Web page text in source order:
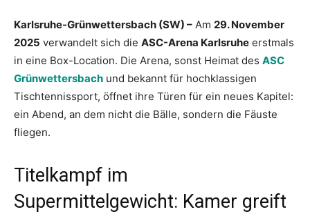
Karlsruhe-Grünwettersbach (SW) – Am 29. November
2025 verwandelt sich die ASC-Arena Karlsruhe erstmals
in eine Box-Location. Die Arena, sonst Heimat des ASC
Grünwettersbach und bekannt für hochklassigen
Tischtennissport, öffnet ihre Türen für ein neues Kapitel:
ein Abend, an dem nicht die Bälle, sondern die Fäuste
fliegen.
Titelkampf im
Supermittelgewicht: Kamer greift